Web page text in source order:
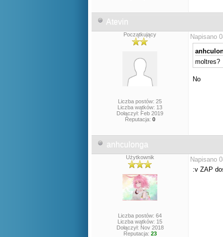
Atevin
Początkujący
Liczba postów: 25
Liczba wątków: 13
Dołączył: Feb 2019
Reputacja: 0
Napisano
moltres?
No
anhculonga
Użytkownik
Liczba postów: 64
Liczba wątków: 15
Dołączył: Nov 2018
Reputacja: 23
Napisano
:v ZAP